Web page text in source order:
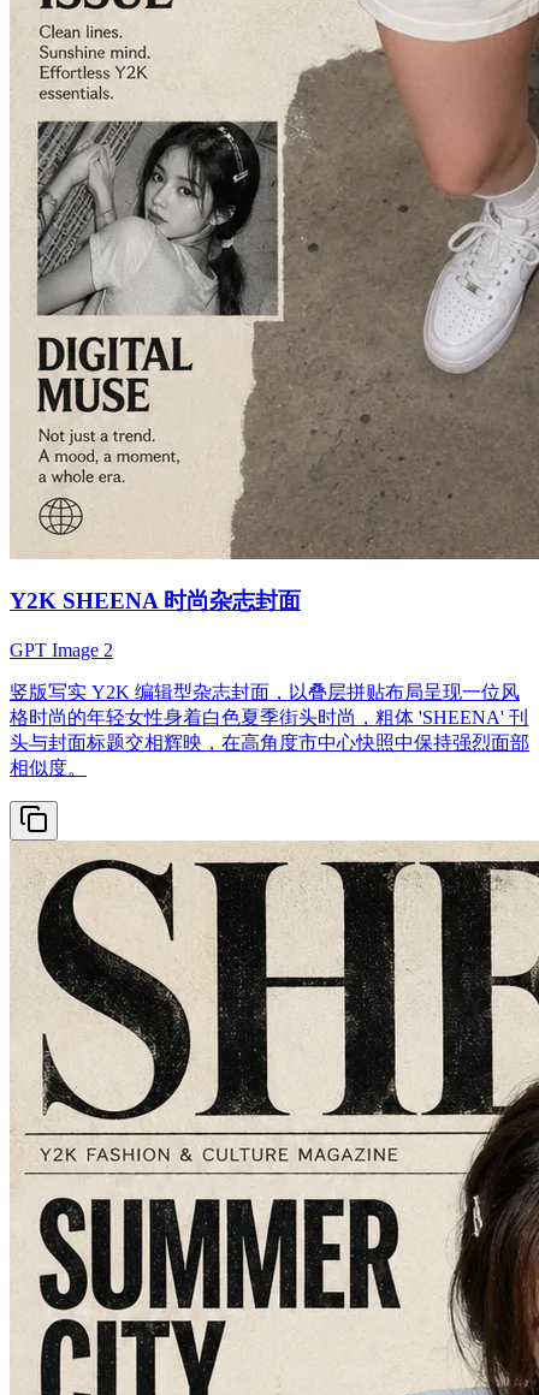
Y2K SHEENA 时尚杂志封面
GPT Image 2
竖版写实 Y2K 编辑型杂志封面，以叠层拼贴布局呈现一位风
格时尚的年轻女性身着白色夏季街头时尚，粗体 'SHEENA' 刊
头与封面标题交相辉映，在高角度市中心快照中保持强烈面部
相似度。